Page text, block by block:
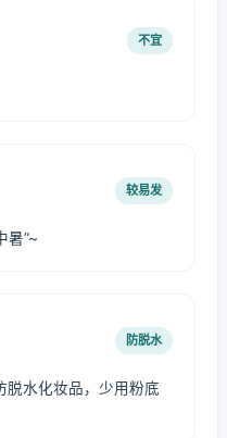
不宜
较易发
暑”~
防脱水
脱水化妆品，少用粉底